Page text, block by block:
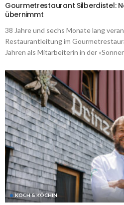
Gourmetrestaurant Silberdistel:
übernimmt
38 Jahre und sechs Monate lang
Restaurantleitung im
Jahren als Mitarbeiterin in der
KOCH & KÖCHIN